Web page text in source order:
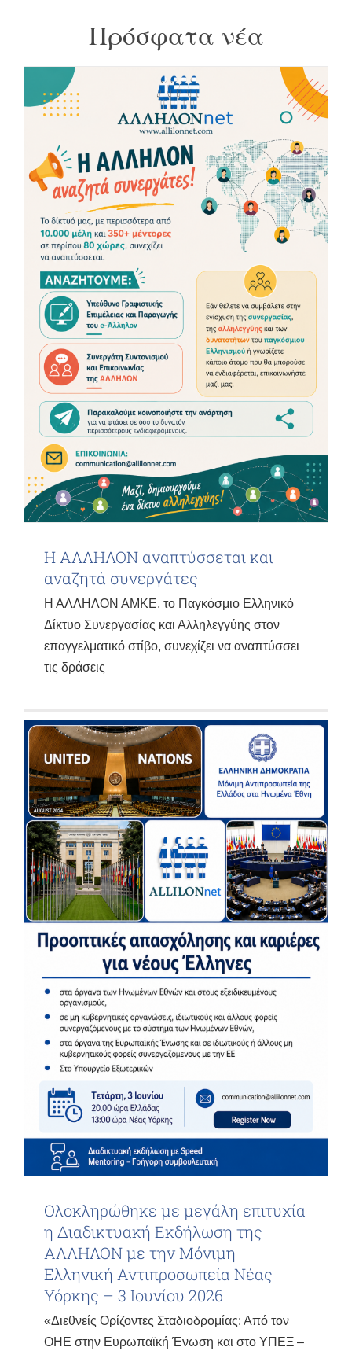
Πρόσφατα νέα
Η ΑΛΛΗΛΟΝ αναπτύσσεται και
αναζητά συνεργάτες
Η ΑΛΛΗΛΟΝ ΑΜΚΕ, το Παγκόσμιο Ελληνικό
Δίκτυο Συνεργασίας και Αλληλεγγύης στον
επαγγελματικό στίβο, συνεχίζει να αναπτύσσει
τις δράσεις
Ολοκληρώθηκε με μεγάλη επιτυχία
η Διαδικτυακή Εκδήλωση της
ΑΛΛΗΛΟΝ με την Μόνιμη
Ελληνική Αντιπροσωπεία Νέας
Υόρκης – 3 Ιουνίου 2026
«Διεθνείς Ορίζοντες Σταδιοδρομίας: Από τον
ΟΗΕ στην Ευρωπαϊκή Ένωση και στο ΥΠΕΞ –